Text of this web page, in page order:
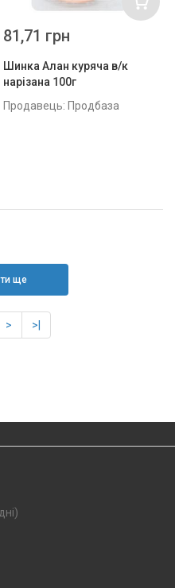
Шинка Алан куряча в/к
нарізана 100г
Продавець: Продбаза
81,71 грн
ще
> >|